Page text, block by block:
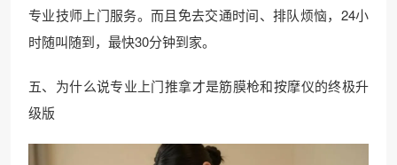
专业技师上门服务。而且免去交通时间、排队烦恼，24小
时随叫随到，最快30分钟到家。
五、为什么说专业上门推拿才是筋膜枪和按摩仪的终极升
级版